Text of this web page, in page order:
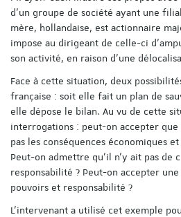
d’un groupe de société ayant une
mère, hollandaise, est actionnaire
impose au dirigeant de celle-ci
son activité, en raison d’une
Face à cette situation, deux
française : soit elle fait un plan de
elle dépose le bilan. Au vu de cette
interrogations : peut-on accepter
pas les conséquences économiques
Peut-on admettre qu’il n’y ait pas
responsabilité ? Peut-on accepter
pouvoirs et responsabilité ?
L’intervenant a utilisé cet exemple